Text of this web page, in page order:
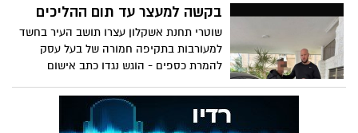
בקשה למעצר עד תום ההליכים
שוטרי תחנת אשקלון עצרו תושב העיר בחשד
למעורבות בתקיפה חמורה של בעל עסק
להמרת כספים - הוגש נגדו כתב אישום